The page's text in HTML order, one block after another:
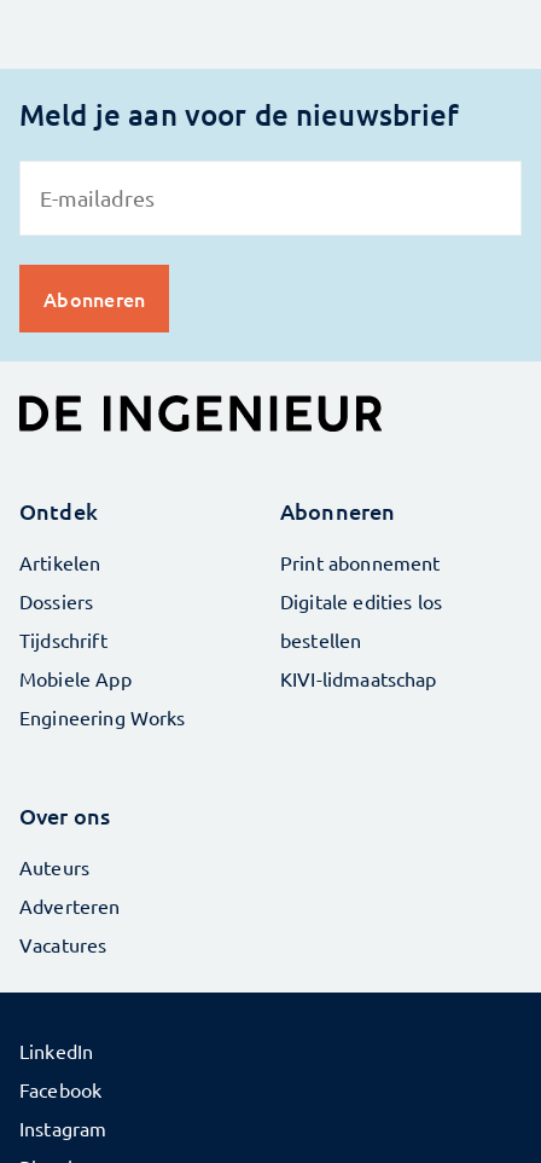
Meld je aan voor de nieuwsbrief
Ontdek
Artikelen
Dossiers
Tijdschrift
Mobiele App
Engineering Works
Abonneren
Print abonnement
Digitale edities los
bestellen
KIVI-lidmaatschap
Over ons
Auteurs
Adverteren
Vacatures
LinkedIn
Facebook
Instagram